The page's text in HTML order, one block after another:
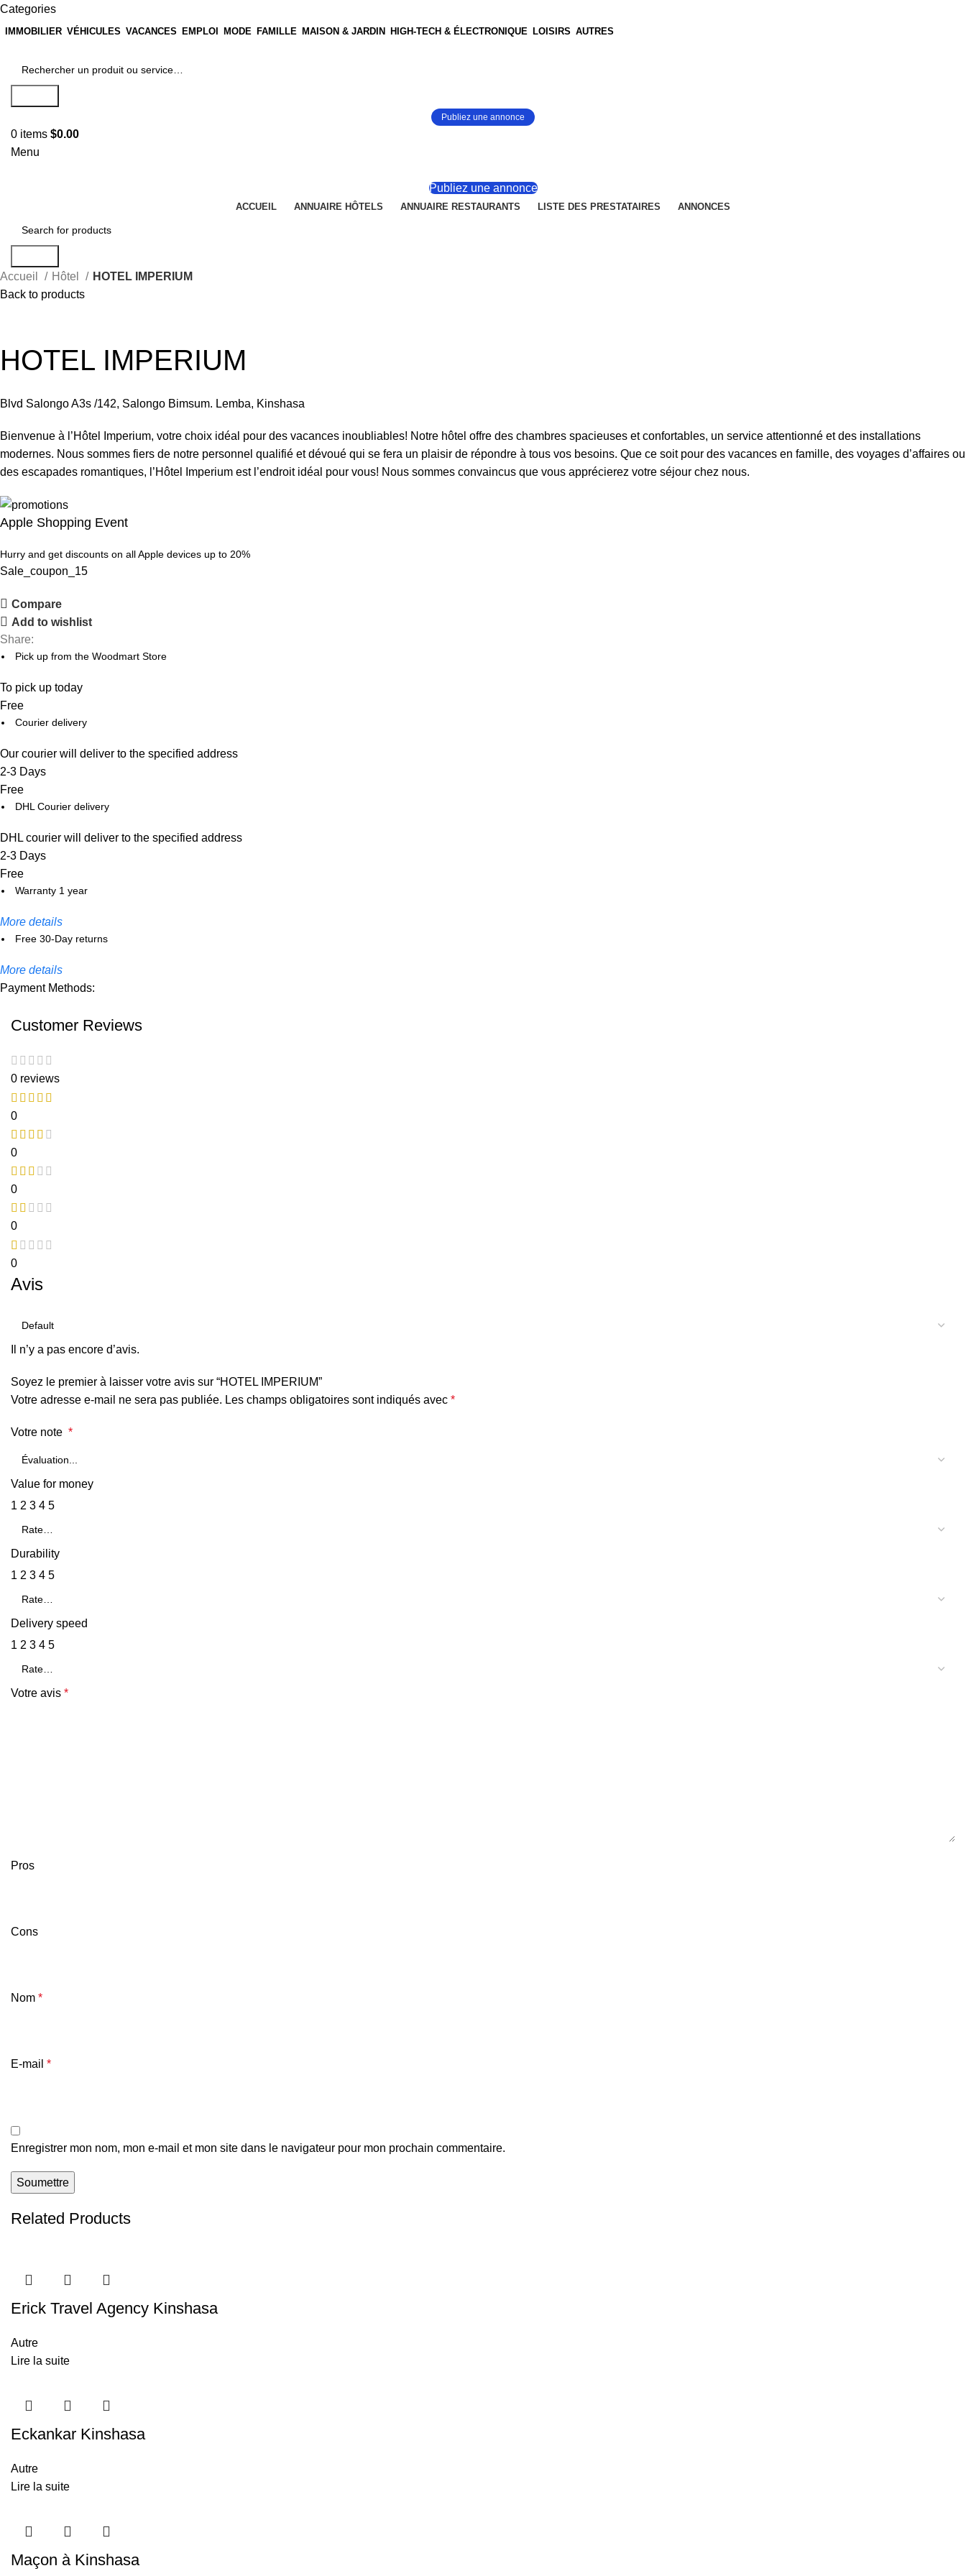
Categories
IMMOBILIER VÉHICULES VACANCES EMPLOI MODE FAMILLE MAISON & JARDIN HIGH-TECH & ÉLECTRONIQUE LOISIRS AUTRES
Publiez une annonce
0 items $0.00
Menu
Publiez une annonce
ACCUEIL ANNUAIRE HÔTELS ANNUAIRE RESTAURANTS LISTE DES PRESTATAIRES ANNONCES
Accueil
Hôtel
HOTEL IMPERIUM
Back to products
HOTEL IMPERIUM
Blvd Salongo A3s /142, Salongo Bimsum. Lemba, Kinshasa
Bienvenue à l’Hôtel Imperium, votre choix idéal pour des vacances inoubliables! Notre hôtel offre des chambres spacieuses et confortables, un service attentionné et des installations
modernes. Nous sommes fiers de notre personnel qualifié et dévoué qui se fera un plaisir de répondre à tous vos besoins. Que ce soit pour des vacances en famille, des voyages d’affaires ou
des escapades romantiques, l’Hôtel Imperium est l’endroit idéal pour vous! Nous sommes convaincus que vous apprécierez votre séjour chez nous.
Apple Shopping Event
Hurry and get discounts on all Apple devices up to 20%
Sale_coupon_15
Compare
Add to wishlist
Share:
Pick up from the Woodmart Store
To pick up today
Free
Courier delivery
Our courier will deliver to the specified address
2-3 Days
Free
DHL Courier delivery
DHL courier will deliver to the specified address
2-3 Days
Free
Warranty 1 year
More details
Free 30-Day returns
More details
Payment Methods:
Customer Reviews
0 reviews
0
0
0
0
0
Avis
Il n’y a pas encore d’avis.
Soyez le premier à laisser votre avis sur “HOTEL IMPERIUM”
Votre adresse e-mail ne sera pas publiée. Les champs obligatoires sont indiqués avec *
Votre note *
Value for money
1 2 3 4 5
Durability
1 2 3 4 5
Delivery speed
1 2 3 4 5
Votre avis *
Pros
Cons
Nom *
E-mail *
Enregistrer mon nom, mon e-mail et mon site dans le navigateur pour mon prochain commentaire.
Related Products
Erick Travel Agency Kinshasa
Autre
Lire la suite
Eckankar Kinshasa
Autre
Lire la suite
Maçon à Kinshasa